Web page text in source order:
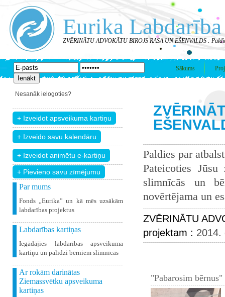
Eurika Labdarība
ZVĒRINĀTU ADVOKĀTU BIROJS RASA UN EŠENVALDS :
Sākums
Nesanāk ielogoties?
+ Pievieno savu zīmējumu
Par mums
Fonds „Eurika” un kā mēs uzsākām
labdarības projektus
Labdarības kartiņas
Iegādājies labdarības apsveikuma
kartiņu un palīdzi bērniem slimnīcās
Ar rokām darinātas
Ziemassvētku apsveikuma
kartiņas
Paldies par
Pateicoties
slimnīcās un
novērtējama un
ZVĒRINĀTU
projektam : 2014.
"Pabarosim